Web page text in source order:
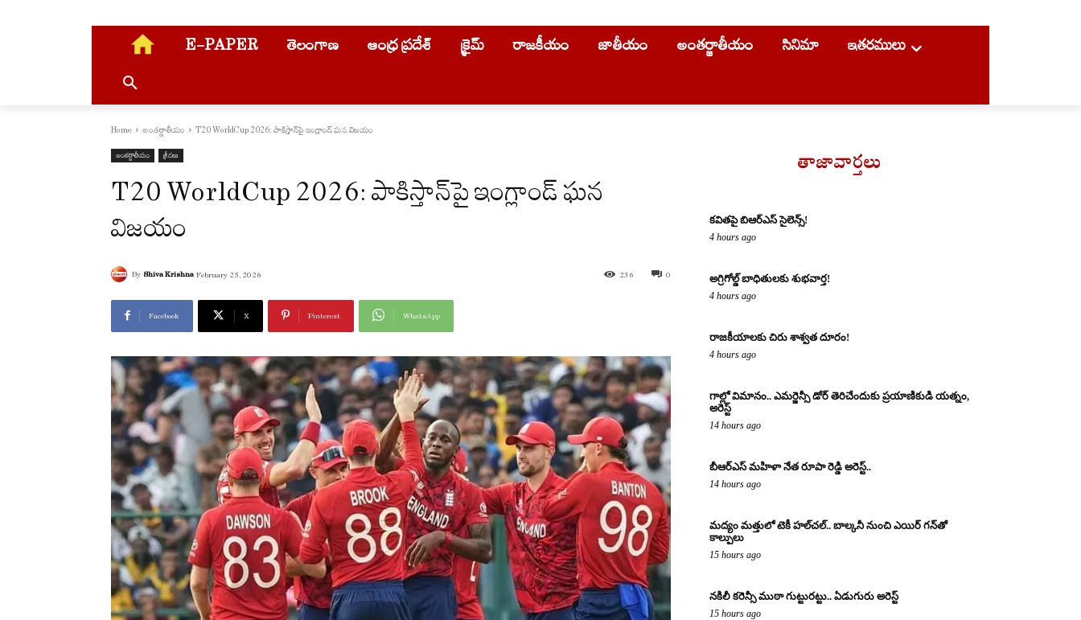
E-PAPER తెలంగాణ ఆంధ్ర ప్రదేశ్ క్రైమ్ రాజకీయం జాతీయం అంతర్జాతీయం సినిమా ఇతరములు
Home అంతర్జాతీయం T20 WorldCup 2026: పాకిస్తాన్‌పై ఇంగ్లాండ్ ఘన విజయం
అంతర్జాతీయం క్రీడలు
T20 WorldCup 2026: పాకిస్తాన్‌పై ఇంగ్లాండ్ ఘన
విజయం
By Shiva Krishna February 25, 2026 0
236
Facebook X Pinterest WhatsApp
తాజావార్తలు
కవితపై బిఆర్ఎస్ సైలెన్స్!
4 hours ago
అగ్రిగోల్డ్ బాధితులకు శుభవార్త!
4 hours ago
రాజకీయాలకు చిరు శాశ్వత దూరం!
4 hours ago
గాల్లో విమానం.. ఎమర్జెన్సీ డోర్ తెరిచేందుకు ప్రయాణికుడి యత్నం,
అరెస్ట్
14 hours ago
బీఆర్ఎస్ మహిళా నేత రూపా రెడ్డి అరెస్ట్..
14 hours ago
మద్యం మత్తులో టెకీ హల్‌చల్.. బాల్కనీ నుంచి ఎయిర్ గన్‌తో
కాల్పులు
15 hours ago
నకిలీ కరెన్సీ ముఠా గుట్టురట్టు.. ఏడుగురు అరెస్ట్
15 hours ago